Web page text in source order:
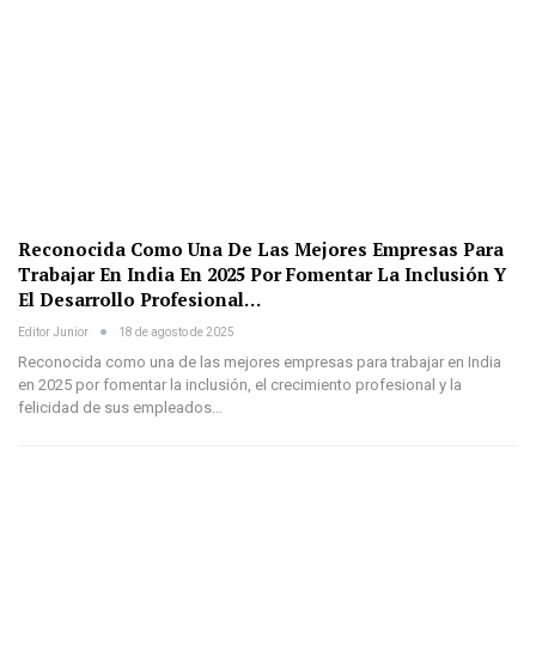
Reconocida Como Una De Las Mejores Empresas Para
Trabajar En India En 2025 Por Fomentar La Inclusión Y
El Desarrollo Profesional…
Editor Junior 18 de agosto de 2025
Reconocida como una de las mejores empresas para trabajar en India
en 2025 por fomentar la inclusión, el crecimiento profesional y la
felicidad de sus empleados…